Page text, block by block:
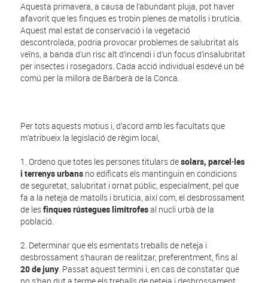
Aquesta primavera, a causa de l’abundant pluja, pot haver
afavorit que les finques es trobin plenes de matolls i brutícia.
Aquest mal estat de conservació i la vegetació
descontrolada, podria provocar problemes de salubritat als
veïns, a banda d’un risc alt d’incendi i d’un focus d’insalubritat
per insectes i rosegadors. Cada acció individual esdevé un bé
comú per la millora de Barberà de la Conca.
Per tots aquests motius i, d’acord amb les facultats que
m’atribueix la legislació de règim local,
1. Ordeno que totes les persones titulars desolars, parcel·les
i terrenys urbans no edificats els mantinguin en condicions
de seguretat, salubritat i ornat públic, especialment, pel que
fa a la neteja de matolls i brutícia, així com, el desbrossament
de lesfinques rústegues limítrofesal nucli urbà de la
població.
2. Determinar que els esmentats treballs de neteja i
desbrossament s’hauran de realitzar, preferentment, fins al
20 de juny. Passat aquest termini i, en cas de constatar que